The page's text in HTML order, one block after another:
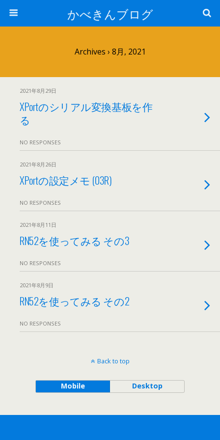
かべきんブログ
Archives › 8月, 2021
2021年8月29日
XPortのシリアル変換基板を作
る
NO RESPONSES
2021年8月26日
XPortの設定メモ (03R)
NO RESPONSES
2021年8月11日
RN52を使ってみる その3
NO RESPONSES
2021年8月9日
RN52を使ってみる その2
NO RESPONSES
Back to top
Mobile Desktop